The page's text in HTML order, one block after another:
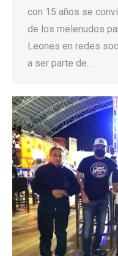
con 15 años se
de los melenudos
Leones en redes
a ser parte de…